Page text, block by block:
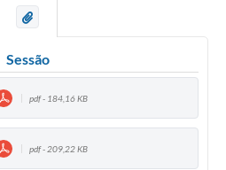
Sessão
pdf - 184,16 KB
pdf - 209,22 KB